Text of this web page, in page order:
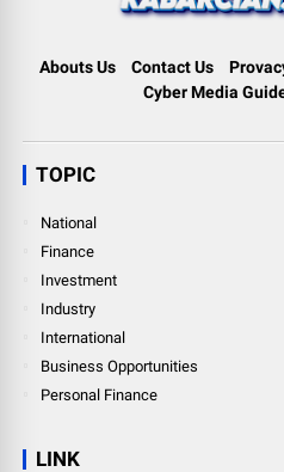
Abouts Us Contact Us
Cyber Media
TOPIC
National
Finance
Investment
Industry
International
Business Opportunities
Personal Finance
LINK